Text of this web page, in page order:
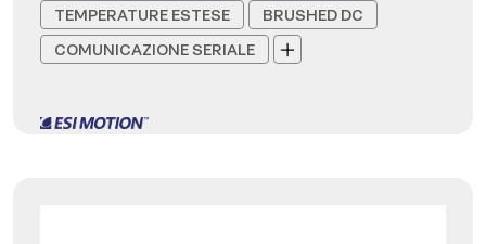
TEMPERATURE ESTESE
BRUSHED DC
COMUNICAZIONE SERIALE